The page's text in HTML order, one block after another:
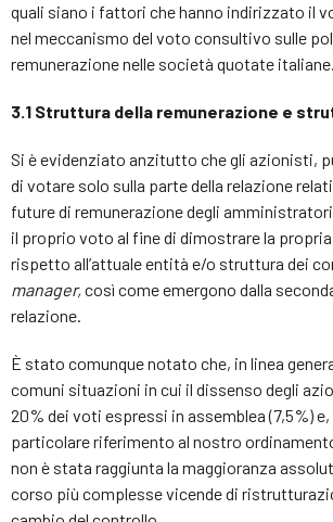
quali siano i fattori che hanno indirizzato il
nel meccanismo del voto consultivo sulle
remunerazione nelle società quotate italiane.
3.1 Struttura della remunerazione e
Si è evidenziato anzitutto che gli azionisti,
di votare solo sulla parte della relazione
future di remunerazione degli
il proprio voto al fine di dimostrare la propria
rispetto all’attuale entità e/o struttura dei
manager,così come emergono dalla
relazione.
È stato comunque notato che, in linea
comuni situazioni in cui il dissenso degli
20% dei voti espressi in assemblea (7,5%)
particolare riferimento al nostro
non è stata raggiunta la maggioranza
corso più complesse vicende di